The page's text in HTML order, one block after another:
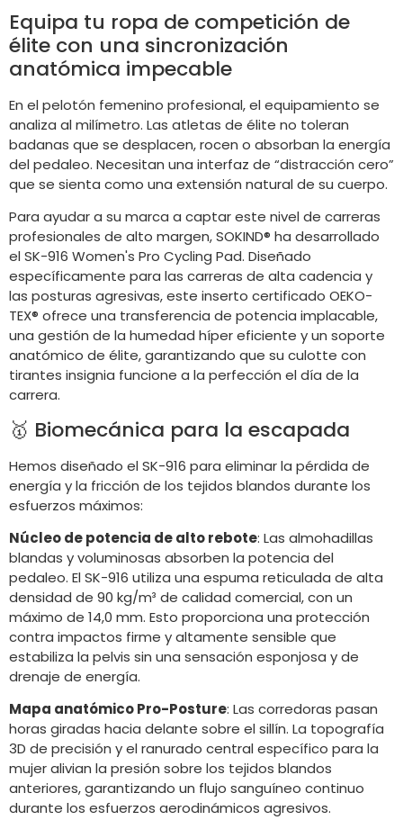
Equipa tu ropa de competición de
élite con una sincronización
anatómica impecable
En el pelotón femenino profesional, el equipamiento se
analiza al milímetro. Las atletas de élite no toleran
badanas que se desplacen, rocen o absorban la energía
del pedaleo. Necesitan una interfaz de “distracción cero”
que se sienta como una extensión natural de su cuerpo.
Para ayudar a su marca a captar este nivel de carreras
profesionales de alto margen, SOKIND® ha desarrollado
el SK-916 Women's Pro Cycling Pad. Diseñado
específicamente para las carreras de alta cadencia y
las posturas agresivas, este inserto certificado OEKO-
TEX® ofrece una transferencia de potencia implacable,
una gestión de la humedad híper eficiente y un soporte
anatómico de élite, garantizando que su culotte con
tirantes insignia funcione a la perfección el día de la
carrera.
🥇 Biomecánica para la escapada
Hemos diseñado el SK-916 para eliminar la pérdida de
energía y la fricción de los tejidos blandos durante los
esfuerzos máximos:
Núcleo de potencia de alto rebote: Las almohadillas
blandas y voluminosas absorben la potencia del
pedaleo. El SK-916 utiliza una espuma reticulada de alta
densidad de 90 kg/m³ de calidad comercial, con un
máximo de 14,0 mm. Esto proporciona una protección
contra impactos firme y altamente sensible que
estabiliza la pelvis sin una sensación esponjosa y de
drenaje de energía.
Mapa anatómico Pro-Posture: Las corredoras pasan
horas giradas hacia delante sobre el sillín. La topografía
3D de precisión y el ranurado central específico para la
mujer alivian la presión sobre los tejidos blandos
anteriores, garantizando un flujo sanguíneo continuo
durante los esfuerzos aerodinámicos agresivos.